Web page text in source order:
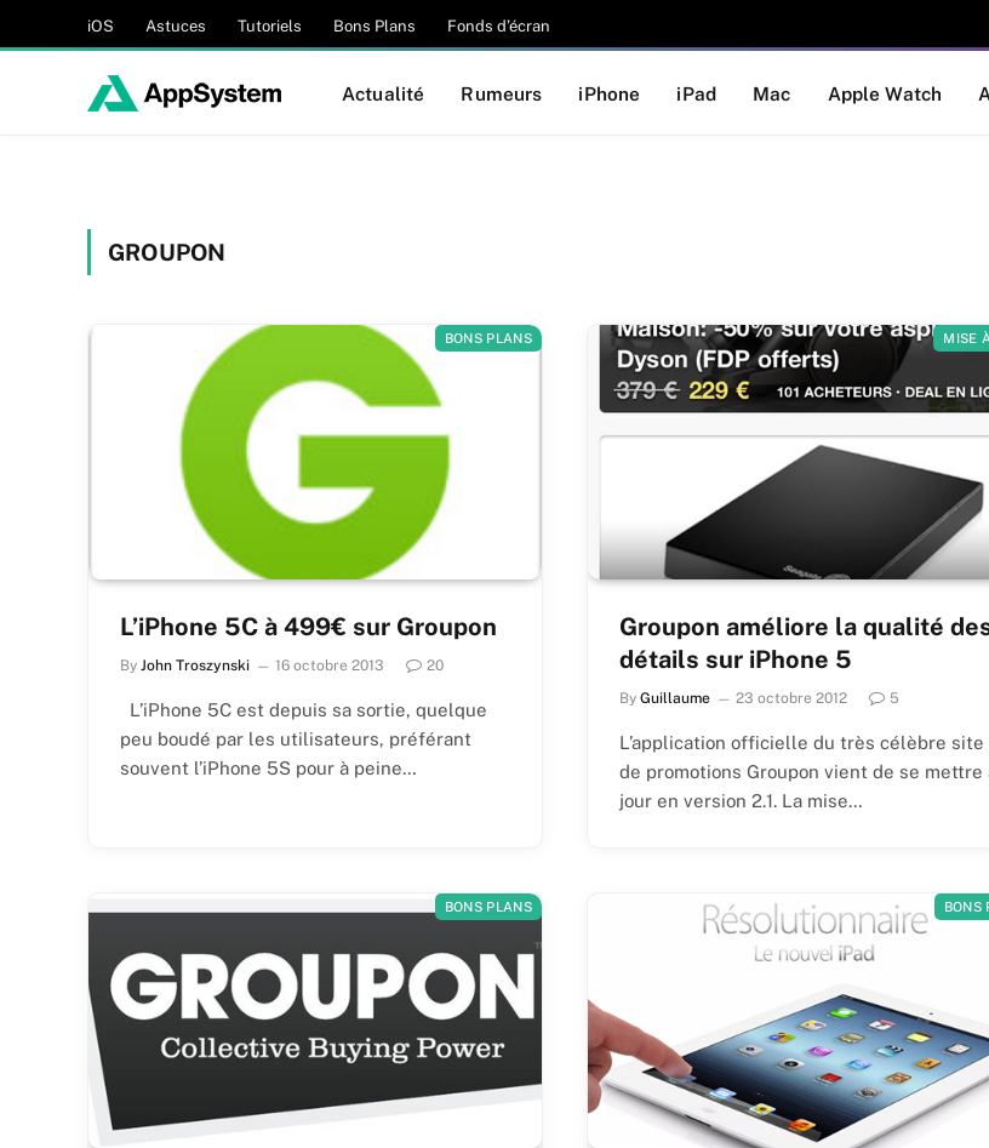
iOS Astuces Tutoriels Bons Plans Fonds d’écran
Actualité Rumeurs iPhone iPad Mac Apple Watch
GROUPON
BONS PLANS
L’iPhone 5C à 499€ sur Groupon
By John Troszynski 16 octobre 2013 20
L’iPhone 5C est depuis sa sortie, quelque
peu boudé par les utilisateurs, préférant
souvent l’iPhone 5S pour à peine…
MISE
Groupon améliore la qualité
détails sur iPhone 5
By Guillaume 23 octobre 2012 5
L’application officielle du très célèbre site
de promotions Groupon vient de se mettre
jour en version 2.1. La mise…
BONS PLANS BONS